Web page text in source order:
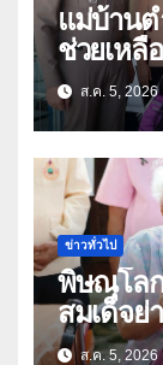
แม่บ้านต
ช่วยเหลื
ธิดา ข้าราชการตำรวจจังหวัด
อุทัยธานี
ส.ค. 5, 2026
ข่าวทั่วไป
พิษณุโล
สมเด็จย่า อายุ
เนตร” ต
ส.ค. 5, 2026